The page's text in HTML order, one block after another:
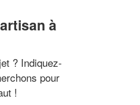
à
? Indiquez-
pour
!